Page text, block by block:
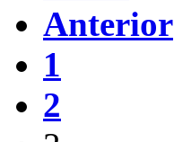
Anterior
1
2